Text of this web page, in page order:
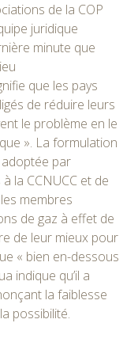
de la COP
juridique
minute que
que les pays
de réduire leurs
le problème en le
». La formulation
adoptée par
la CCNUCC et de
membres
de gaz à effet de
de leur mieux pour
« bien en-dessous
indique qu’il a
la faiblesse
possibilité.